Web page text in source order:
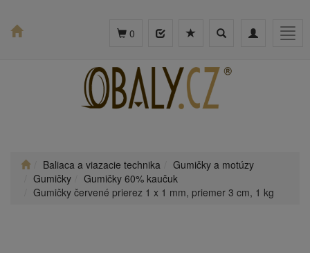
Toggle
Toggle
0
Baliaca a viazacie technika
Gumičky a motúzy
Gumičky
Gumičky 60% kaučuk
Gumičky červené prierez 1 x 1 mm, priemer 3 cm, 1 kg